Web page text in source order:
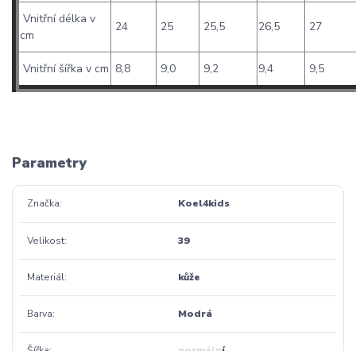
Vnitřní délka v
cm
24 25 25,5 26,5 27
Vnitřní šířka v cm 8,8 9,0 9,2 9,4 9,5
Parametry
Značka Koel4kids
Velikost 39
Materiál kůže
Barva Modrá